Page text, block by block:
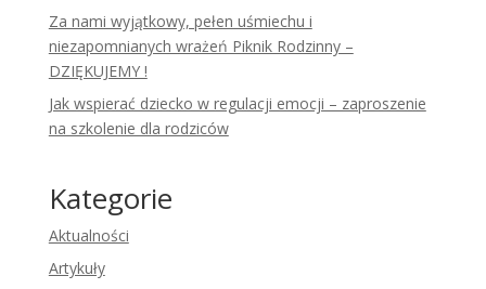
Za nami wyjątkowy, pełen uśmiechu i
niezapomnianych wrażeń Piknik Rodzinny –
DZIĘKUJEMY !
Jak wspierać dziecko w regulacji emocji – zaproszenie
na szkolenie dla rodziców
Kategorie
Aktualności
Artykuły